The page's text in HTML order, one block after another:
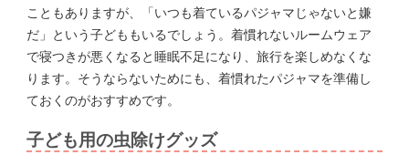
こともありますが、「いつも着ているパジャマじゃないと嫌
だ」という子どももいるでしょう。着慣れないルームウェア
で寝つきが悪くなると睡眠不足になり、旅行を楽しめなくな
ります。そうならないためにも、着慣れたパジャマを準備し
ておくのがおすすめです。
子ども用の虫除けグッズ